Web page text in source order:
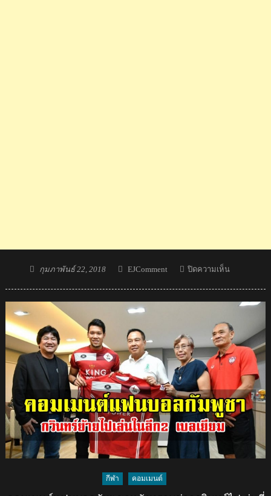
Posted
กุมภาพันธ์ 22, 2018 Author
EJComment ปิดความเห็นบน
เห็น
แฟน
บอล
OHL
หลัง
กวิน
ทร์
ติด
ทีม
กีฬา คอมเมนต์